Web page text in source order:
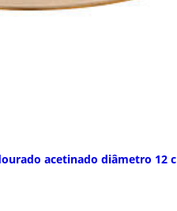
acetinado diâmetro 12